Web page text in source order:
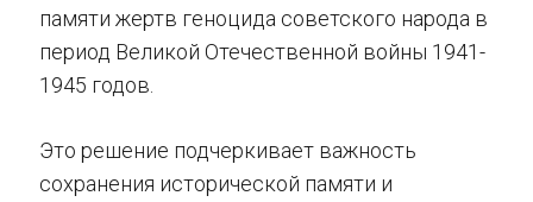
памяти жертв геноцида советского народа в
период Великой Отечественной войны 1941-
1945 годов.
Это решение подчеркивает важность
сохранения исторической памяти и